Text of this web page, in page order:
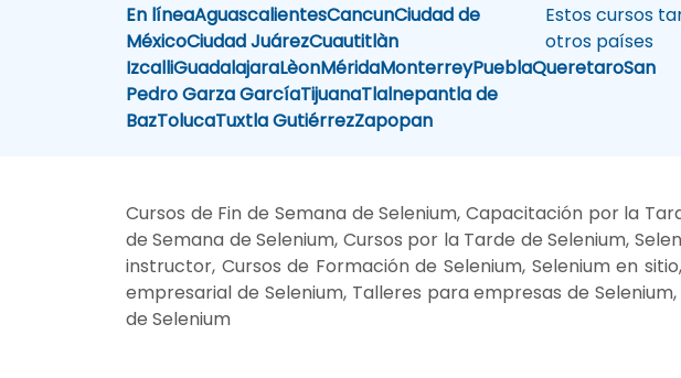
En líneaAguascalientesCancunCiudad de
MéxicoCiudad JuárezCuautitlàn
IzcalliGuadalajaraLèonMéridaMonterreyPueblaQueretaroSan
Pedro Garza GarcíaTijuanaTlalnepantla de
BazTolucaTuxtla GutiérrezZapopan
Estos cursos
otros países
Cursos de Fin de Semana de Selenium, Capacitación por la
de Semana de Selenium, Cursos por la Tarde de Selenium,
instructor, Cursos de Formación de Selenium, Selenium en
empresarial de Selenium, Talleres para empresas de
de Selenium